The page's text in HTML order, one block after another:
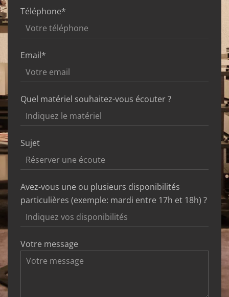
Téléphone*
Email*
Quel matériel souhaitez-vous écouter ?
Sujet
Avez-vous une ou plusieurs disponibilités
particulières (exemple: mardi entre 17h et 18h) ?
Votre message